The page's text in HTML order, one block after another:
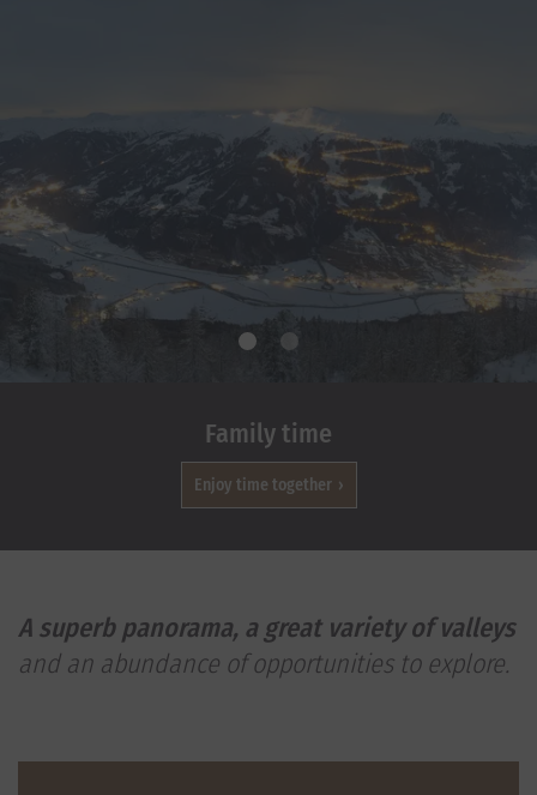
Family time
Enjoy time together
A superb panorama, a great variety of valleys
and an abundance of opportunities to explore.